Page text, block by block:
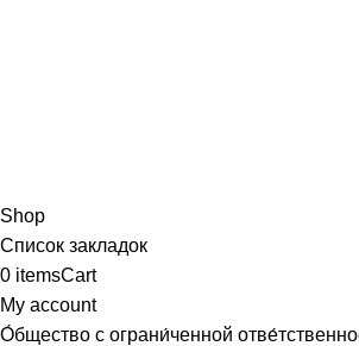
Shop
Список закладок
0 itemsCart
My account
О́бщество с ограни́ченной